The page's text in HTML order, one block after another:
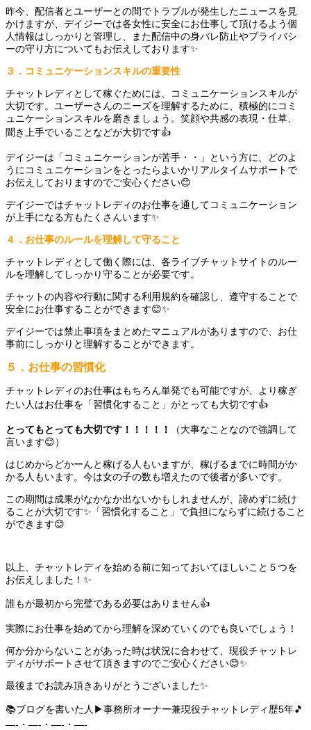
昨今、配信者とユーザーとの間でトラブルが発生したニュースを見
かけますが、デイジーでは各女性に安全にお仕事して頂けるよう個
人情報はしっかりと管理し、また配信中の身バレ防止やプライバシ
ーの守り方についてもお伝えしております✨
３．コミュニケーションスキルの重要性
チャットレディとして稼ぐためには、コミュニケーションスキルが
大切です。ユーザーさんのニーズを理解するために、積極的にコミ
ュニケーションスキルを磨きましょう。笑顔や共感の表現・仕草、
聞き上手でいることなどが大切です👍
デイジーは「コミュニケーションが苦手・・」という方に、どのよ
うにコミュニケーションをとったらよいかリアルタイムサポートで
お伝えしておりますのでご安心ください😊
デイジーではチャットレディのお仕事を通してコミュニケーション
が上手になる方もたくさんいます✨
４．お仕事のルールを理解して守ること
チャットレディとして働く際には、各ライブチャットサイトのルー
ルを理解してしっかり守ることが必要です。
チャットの内容や行動に関する利用規約を確認し、遵守することで
安全にお仕事することができます😊✨
デイジーでは禁止事項をまとめたマニュアルがありますので、お仕
事前にしっかりと理解することができます。
５．お仕事の習慣化
チャットレディのお仕事はもちろん単発でも可能ですが、より稼ぎ
たい人はお仕事を「習慣化すること」がとっても大切です👍
とってもとっても大切です！！！！！
（大事なことなので強調して
言います😊）
はじめからどかーんと稼げる人もいますが、稼げるまでに時間がか
かる人もいます。今は女の子の数も増えたので後者が多いです。
この期間は成果がなかなか出ないかもしれませんが、諦めずに続け
ることが大切です✨「習慣化すること」で負担にならずに続けること
ができます😊
以上、チャットレディを始める前に知っておいてほしいこと５つを
お伝えしました！✨
誰もが最初から完璧である必要はありません👍
実際にお仕事を始めてから理解を深めていくのでも良いでしょう！
何か分からないことがあった時は状況に合わせて、現役チャットレ
ディがサポートさせて頂きますのでご安心ください😊✨
最後までお読み頂きありがとうございました✨
📚ブログを書いた人▶事務所オーナー兼現役チャットレディ歴5年🎵
—-・—-・—-・—-